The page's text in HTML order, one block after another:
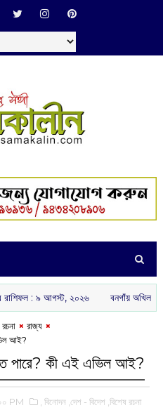
আগস্ট, ২০২৬ বনগাঁয় অখিল ভারতীয় রাষ্ট্রীয়
‌রাজ্য
আই?
পারে? কী এই এভিল আই?
PM ,‌ বিনোদন ,দেশ - বিদেশ ,বিশেষ রচনা